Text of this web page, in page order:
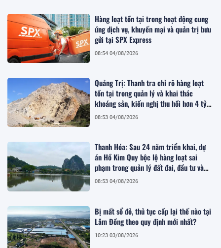
Hàng loạt tồn tại trong hoạt động cung
ứng dịch vụ, khuyến mại và quản trị bưu
gửi tại SPX Express
08:54 04/08/2026
Quảng Trị: Thanh tra chỉ rõ hàng loạt
tồn tại trong quản lý và khai thác
khoáng sản, kiến nghị thu hồi hơn 4 tỷ
đồng
08:53 04/08/2026
Thanh Hóa: Sau 24 năm triển khai, dự
án Hồ Kim Quy bộc lộ hàng loạt sai
phạm trong quản lý đất đai, đầu tư và
quy hoạch
08:53 04/08/2026
Bị mất sổ đỏ, thủ tục cấp lại thế nào tại
Lâm Đồng theo quy định mới nhất?
10:23 03/08/2026